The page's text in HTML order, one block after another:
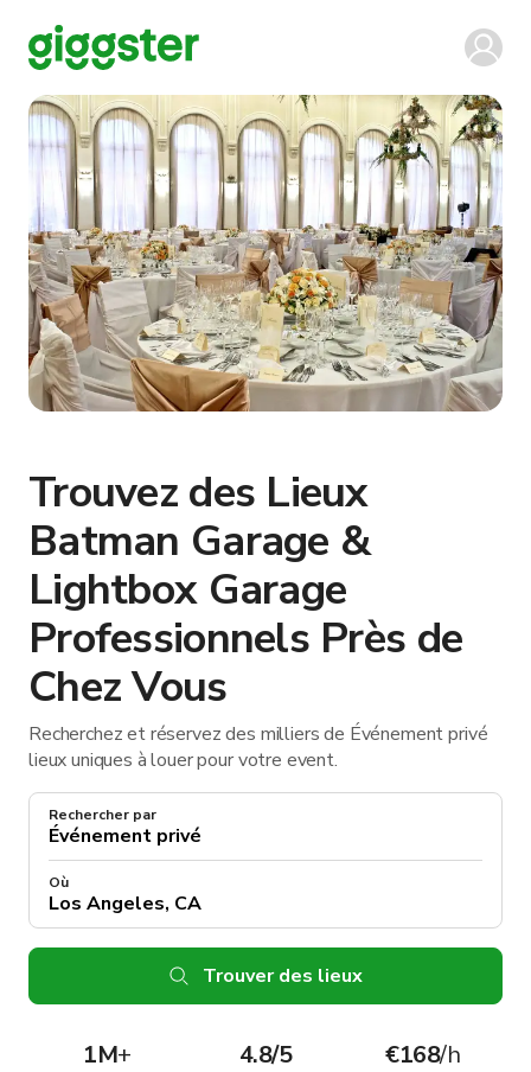
Trouvez des Lieux
Batman Garage &
Lightbox Garage
Professionnels Près de
Chez Vous
Recherchez et réservez des milliers de Événement privé
lieux uniques à louer pour votre event.
Rechercher par
Où
Trouver des lieux
1M+ 4.8/5 €168/h